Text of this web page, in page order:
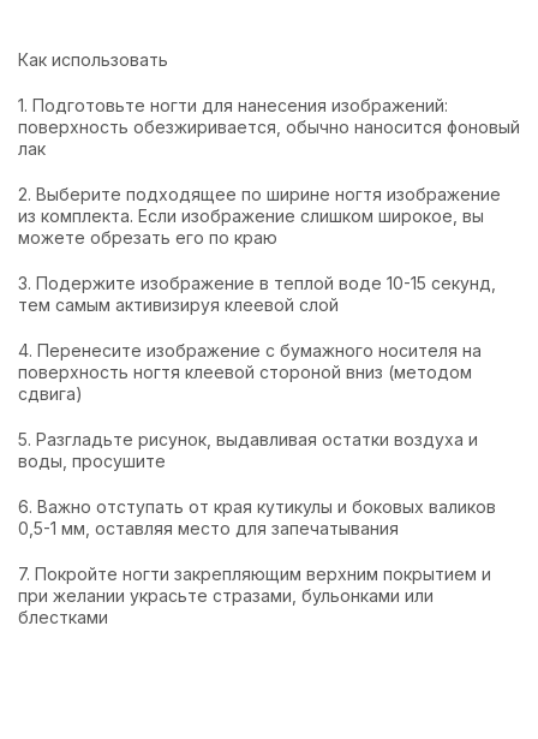
Как использовать
1. Подготовьте ногти для нанесения изображений:
поверхность обезжиривается, обычно наносится фоновый
лак
2. Выберите подходящее по ширине ногтя изображение
из комплекта. Если изображение слишком широкое, вы
можете обрезать его по краю
3. Подержите изображение в теплой воде 10-15 секунд,
тем самым активизируя клеевой слой
4. Перенесите изображение с бумажного носителя на
поверхность ногтя клеевой стороной вниз (методом
сдвига)
5. Разгладьте рисунок, выдавливая остатки воздуха и
воды, просушите
6. Важно отступать от края кутикулы и боковых валиков
0,5-1 мм, оставляя место для запечатывания
7. Покройте ногти закрепляющим верхним покрытием и
при желании украсьте стразами, бульонками или
блестками